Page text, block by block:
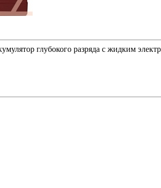
глубокого разряда с жидким